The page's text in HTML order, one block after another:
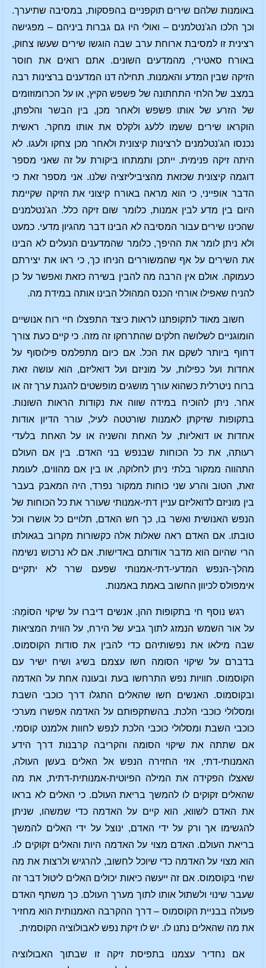
באומנות שלהם שירים תוקפניים בהפסקות, במסיבה שתיערך.
וכך הלכו הג'נטלמנים – ואולי היו גם גברות ביניהם – מפגישה
רצינית זו למסיבת ארוחת ערב שבה הוגשו שירים שעשו צחוק,
באורח סאטירי, מהמדעים השונים. אתם רואים את חוסר
הזיקה שבין המדע והאמנות. תחילה דנו המדענים ברצינות רבה
במצב של הלחי התחתונה של פשפש הקיץ, או על הכרומוזומים
של הזרע של אותו פשפש ולאחר מכן, בין הבשר והלפתן,
הוקראו שירים ששמו ללעג ולקלס את אותו מחקר. ראשית
נכנסו הג'נטלמנים לרצינות קיצונית ולאחר מכן צחקו ולעגו. לא
היתה זיקה פנימית. ייתכן ותמתחו ביקורת על זה שאני מספר
דוגמה קיצונית שכזאת מהציביליזציה שלנו. אני מספר זאת כי
הדבר אופייני, כי הוא מראה באורח קיצוני את הזיקה שקיימת
היום בין מדע לבין אמנות, כלומר שום זיקה כלל. הג'נטלמנים
שהכינו שירים עבור המסיבה לא הבינו דבר מהגיון מדעי. כמעט
ולא ניתן לומר את ההיפך, כלומר שהמדענים הנעלים לא הבינו
את השירים על אף שהמשוררים הניחו כך, כי ראו את יצירתם
כעמוקה. אולם אין הרבה מה להבין בשירה כזאת ואפשר על כן
להניח שאפילו אורחי הכנס המהולל הבינו אותה במידת מה.
חשוב מאוד לתקופתנו לראות כיצד התפצלו חיי רוח אנושיים
הומוגניים לשלושה חלקים שהתרחקו זה מזה. כי קיים כעת צורך
דחוף ביותר לשקם את הכל. אם כיום מתפלמס פילוסוף על
אחדות ועל כפילות, על מוניזם ועל דואליזם, הוא עושה זאת
ברוח ניטרלית כשהוא עורך מושגים מופשטים להגנת ערך זה או
אחר. ניתן להוכיח במידה שווה את נקודות הראות השונות.
בתקופות שזיקתן לאמנות שורטטה לעיל, עורר הדיון אודות
אחדות או דואליות, על האחת והשניה או על האחת בלעדי
רעותה, את כל הכוחות שבנפש בני האדם. בין אם העולם
התהווה ממקור בלתי ניתן לחלוקה, או בין אם מהווים, לעומת
זאת, הטוב והרע שני כוחות ממקור נפרד, היה המאבק בעבר
בין מוניזם לדואליזם עניין דתי-אמנותי שעורר את כל הכוחות של
הנפש האנושית ואשר בו, כך חש האדם, תלויים כל אושרו וכל
טובתו. אם האדם ראה שאלות אלה כקשורות מקרוב בגאולתו
הרי שהיום הוא מדבר אודותם באדישות. אם לא נרכוש נשימה
מהלך-הנפש המדעי-דתי-אמנותי שפעם שרר לא יתקיים
אימפולס לכיוון החשוב באמת באמנות.
רגש נוסף חי בתקופות ההן. אנשים דיברו על שיקוי הסוֹמָה:
על אור השמש הנמזג לתוך גביע של הירח, על הווית המציאות
שבה מילאו את נפשותיהם כדי להבין את סודות הקוסמוס.
בדברם על שיקוי הסומה חשו עצמם בשיג ושיח ישיר עם
הקוסמוס. חוויות נפש התרחשו בעת ובעונה אחת על האדמה
ובקוסמוס. האנשים חשו שהאלים התגלו דרך כוכבי השבת
ומסלולי כוכבי הלכת. בהשתקפותם על האדמה אפשרו מערכי
כוכבי השבת ומסלולי כוכבי הלכת לנפש לחוות אלמנט קוסמי.
אם שתתה את שיקוי הסומה והקריבה קרבנות דרך הידע
האמנותי-דתי, אזי החזירה הנפש אל האלים בעשן העולה,
שאצלו הפקידה את המילה הפיוטית-אמנותית-דתית, את מה
שהאלים זקוקים לו להמשך בריאת העולם. כי האלים לא בראו
את האדם לשווא, הוא קיים על האדמה כדי שמשהו, שניתן
להגשימו אך ורק על ידי האדם, ינוצל על ידי האלים להמשך
בריאת העולם. האדם מצוי על האדמה היות והאלים זקוקים לו.
הוא מצוי על האדמה כדי שיוכל לחשוב, להרגיש ולרצות את מה
שחי בקוסמוס. אם זה ייעשה כיאות יכולים האלים ליטול דבר זה
שעבר שינוי ולשתול אותו לתוך מערך העולם. כך משתף האדם
פעולה בבניית הקוסמוס – דרך ההקרבה האמנותית הוא מחזיר
את מה שהאלים נתנו לו. יש לו זיקת נפש לאבולוציה הקוסמית.
אם נחדיר עצמנו בתפיסת זיקה זו שבתוך האבולוציה